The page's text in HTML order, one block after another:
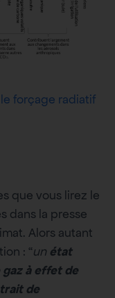
forçage radiatif
que vous lirez le
dans la presse
Alors autant
: “un état
gaz à effet de
de